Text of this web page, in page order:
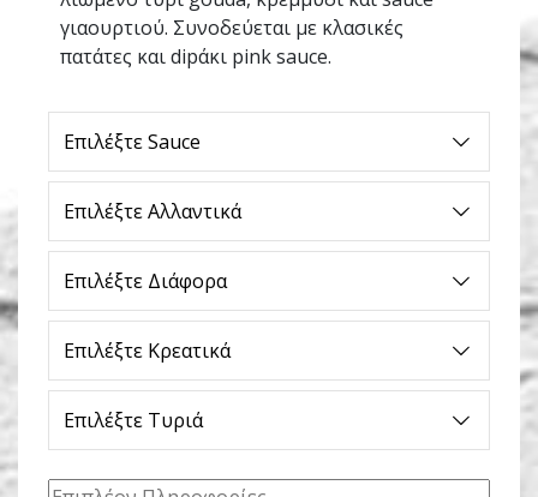
γιαουρτιού. Συνοδεύεται με κλασικές
πατάτες και dipάκι pink sauce.
Επιλέξτε Sauce
Επιλέξτε Αλλαντικά
Επιλέξτε Διάφορα
Επιλέξτε Κρεατικά
Επιλέξτε Τυριά